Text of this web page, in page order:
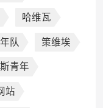
哈维瓦
队 策维埃
青年
站